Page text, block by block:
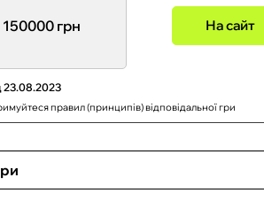
150000 грн На сайт
23.08.2023
правил (принципів) відповідальної гри